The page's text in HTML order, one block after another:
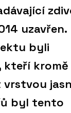
uzavřen.
byli
kteří kromě
byl tento